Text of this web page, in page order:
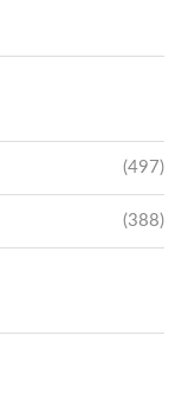
(497)
(388)